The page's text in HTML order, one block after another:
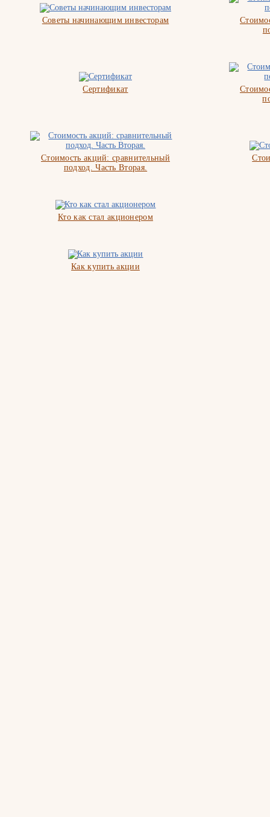
Советы начинающим инвесторам
Сертификат
Стоимость акций: сравнительный
подход. Часть Вторая.
Кто как стал акционером
Как купить акции